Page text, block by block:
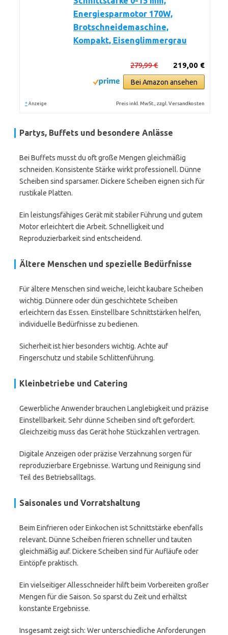
Energiesparmotor 170W,
Brotschneidemaschine,
Kompakt, Eisenglimmergrau
219,00 €
279,99 €
Bei Amazon ansehen
* Anzeige Preis inkl. MwSt., zzgl. Versandkosten
Partys, Buffets und besondere Anlässe
Bei Buffets musst du oft große Mengen gleichmäßig
schneiden. Konsistente Stärke wirkt professionell. Dünne
Scheiben sind sparsamer. Dickere Scheiben eignen sich für
rustikale Platten.
Ein leistungsfähiges Gerät mit stabiler Führung und gutem
Motor erleichtert die Arbeit. Schnelligkeit und
Reproduzierbarkeit sind entscheidend.
Ältere Menschen und spezielle Bedürfnisse
Für ältere Menschen sind weiche, leicht kaubare Scheiben
wichtig. Dünnere oder dün geschichtete Scheiben
erleichtern das Essen. Einstellbare Schnittstärken helfen,
individuelle Bedürfnisse zu bedienen.
Sicherheit ist hier besonders wichtig. Achte auf
Fingerschutz und stabile Schlittenführung.
Kleinbetriebe und Catering
Gewerbliche Anwender brauchen Langlebigkeit und präzise
Einstellbarkeit. Sehr dünne Scheiben sind oft gefordert.
Gleichzeitig muss das Gerät hohe Stückzahlen vertragen.
Digitale Anzeigen oder präzise Verzahnung sorgen für
reproduzierbare Ergebnisse. Wartung und Reinigung sind
Teil des Betriebsalltags.
Saisonales und Vorratshaltung
Beim Einfrieren oder Einkochen ist Schnittstärke ebenfalls
relevant. Dünne Scheiben frieren schneller und tauten
gleichmäßig auf. Dickere Scheiben sind für Aufläufe oder
Eintöpfe praktisch.
Ein vielseitiger Allesschneider hilft beim Vorbereiten großer
Mengen für die Saison. So sparst du Zeit und erhältst
konstante Ergebnisse.
Insgesamt zeigt sich: Wer unterschiedliche Anforderungen